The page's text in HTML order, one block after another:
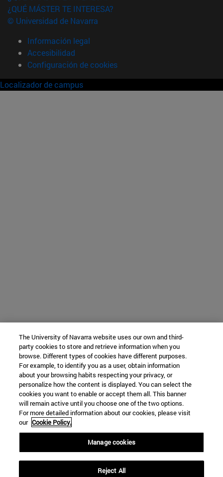
¿QUÉ MÁSTER TE INTERESA?
© Universidad de Navarra
Información legal
Accesibilidad
Configuración de cookies
Localizador de campus
The University of Navarra website uses our own and third-
party cookies to store and retrieve information when you
browse. Different types of cookies have different purposes.
For example, to identify you as a user, obtain information
about your browsing habits respecting your privacy, or
personalize how the content is displayed. You can select the
cookies you want to enable or accept them all. This banner
will remain active until you choose one of the two options.
For more detailed information about our cookies, please visit
our Cookie Policy.
Manage cookies
Reject All